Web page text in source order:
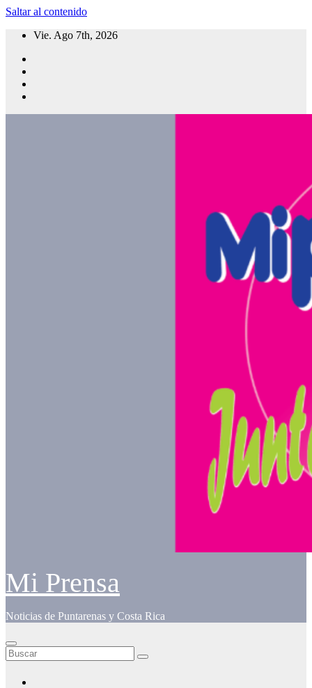
Saltar al contenido
Vie. Ago 7th, 2026
Mi Prensa
Noticias de Puntarenas y Costa Rica